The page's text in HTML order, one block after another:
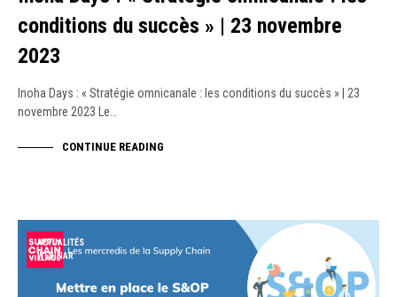
conditions du succès » | 23 novembre
2023
Inoha Days : « Stratégie omnicanale : les conditions du succès » | 23
novembre 2023 Le…
CONTINUE READING
ACTUALITÉS
WEBINAR